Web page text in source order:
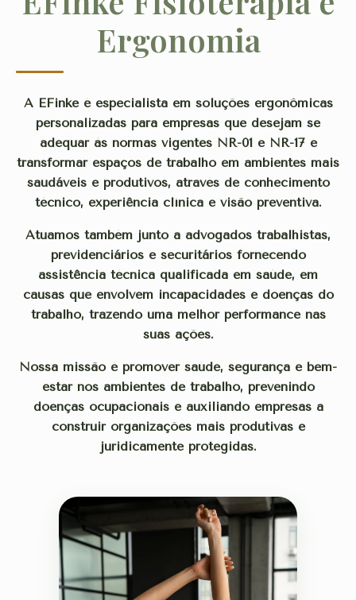
Ergonomia
A EFinke é especialista em soluções ergonômicas
personalizadas para empresas que desejam se
adequar às normas vigentes NR-01 e NR-17 e
transformar espaços de trabalho em ambientes mais
saudáveis e produtivos, através de conhecimento
técnico, experiência clínica e visão preventiva.
Atuamos também junto a advogados trabalhistas,
previdenciários e securitários fornecendo
assistência técnica qualificada em saúde, em
causas que envolvem incapacidades e doenças do
trabalho, trazendo uma melhor performance nas
suas ações.
Nossa missão é promover saúde, segurança e bem-
estar nos ambientes de trabalho, prevenindo
doenças ocupacionais e auxiliando empresas a
construir organizações mais produtivas e
juridicamente protegidas.